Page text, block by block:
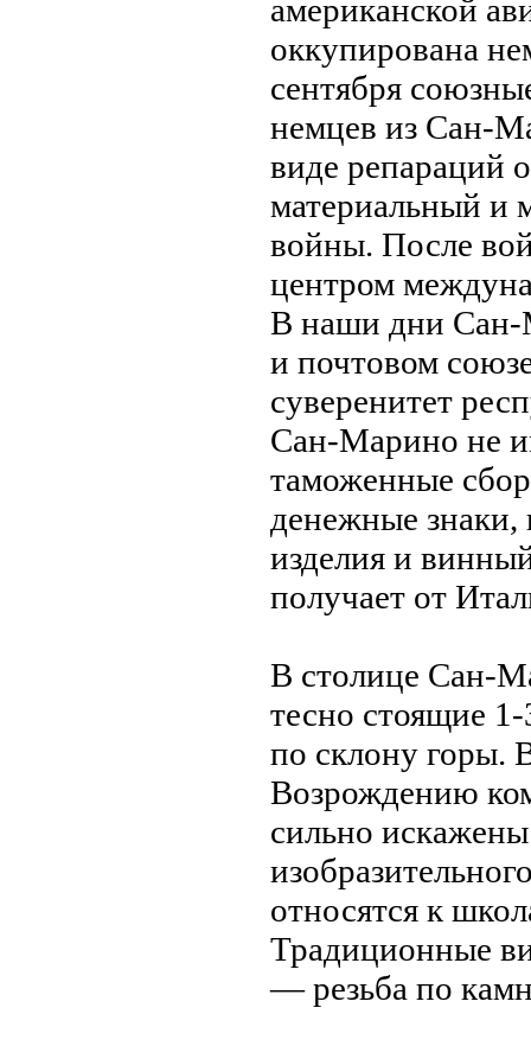
американской
оккупированa
сентября
немцев из Сан-
виде репараций
материальный и
войны. После
центром
В нaши дни Сан-
и почтовом
суверенитет
Сан-Марино не
таможенные
денежные знaки,
изделия и
получает от
В столице Сан-
тесно стоящие
по склону горы.
Возрождению
сильно
относятся к
Традиционные
— резьба по